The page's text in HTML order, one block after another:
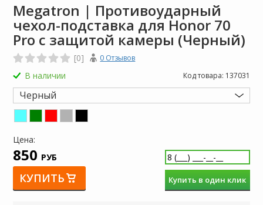
Megatron | Противоударный
чехол-подставка для Honor 70
Pro с защитой камеры (Черный)
[0] 0 Отзывов
В наличии Код товара: 137031
Черный
Цена:
850 РУБ
КУПИТЬ Купить в один клик